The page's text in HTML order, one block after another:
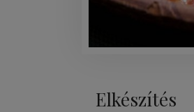
Elkészítés